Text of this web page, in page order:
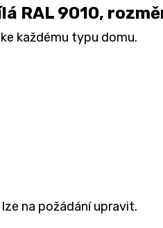
RAL 9010,
každému typu domu.
na požádání upravit.